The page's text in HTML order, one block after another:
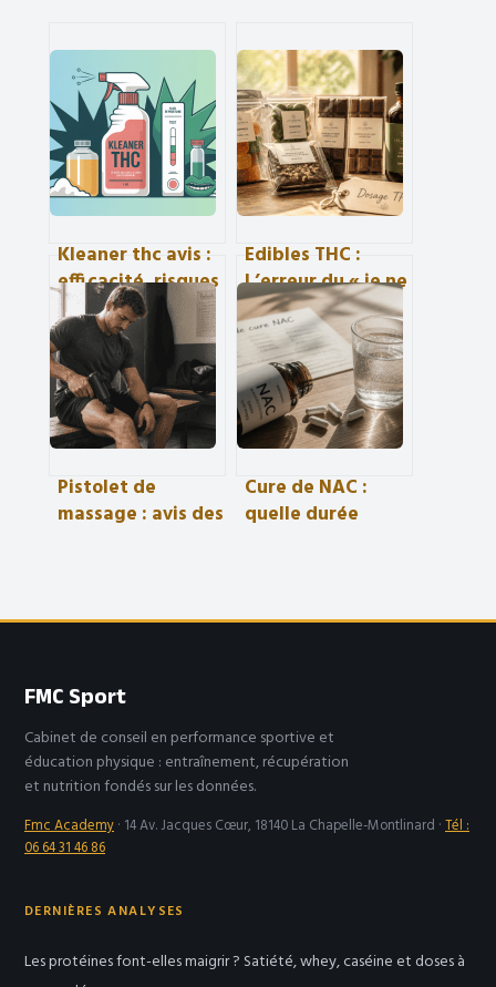
Kleaner thc avis :
efficacité, risques
et alternatives
passées au crible
Edibles THC :
L’erreur du « je ne
sens rien » qui
ruine votre
expérience
Pistolet de
massage : avis des
Cure de NAC :
quelle durée
?
FMC Sport
Cabinet de conseil en performance sportive et
éducation physique : entraînement, récupération
et nutrition fondés sur les données.
Fmc Academy · 14 Av. Jacques Cœur, 18140 La Chapelle-Montlinard · Tél :
06 64 31 46 86
DERNIÈRES ANALYSES
Les protéines font-elles maigrir ? Satiété, whey, caséine et doses à